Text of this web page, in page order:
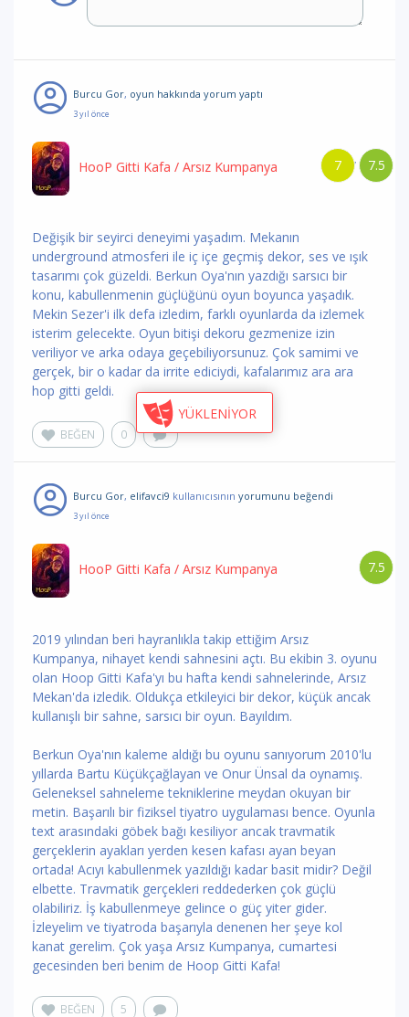
YÜKLENİYOR
Burcu Gor, oyun hakkında yorum yaptı
3 yıl önce
7.5
/
7
HooP Gitti Kafa / Arsız Kumpanya
Değişik bir seyirci deneyimi yaşadım. Mekanın
underground atmosferi ile iç içe geçmiş dekor, ses ve ışık
tasarımı çok güzeldi. Berkun Oya'nın yazdığı sarsıcı bir
konu, kabullenmenin güçlüğünü oyun boyunca yaşadık.
Mekin Sezer'i ilk defa izledim, farklı oyunlarda da izlemek
isterim gelecekte. Oyun bitişi dekoru gezmenize izin
veriliyor ve arka odaya geçebiliyorsunuz. Çok samimi ve
gerçek, bir o kadar da irrite ediciydi, kafalarımız ara ara
hop gitti geldi.
BEĞEN 0
Burcu Gor, elifavci9 kullanıcısının yorumunu beğendi
3 yıl önce
7.5
HooP Gitti Kafa / Arsız Kumpanya
2019 yılından beri hayranlıkla takip ettiğim Arsız
Kumpanya, nihayet kendi sahnesini açtı. Bu ekibin 3. oyunu
olan Hoop Gitti Kafa'yı bu hafta kendi sahnelerinde, Arsız
Mekan'da izledik. Oldukça etkileyici bir dekor, küçük ancak
kullanışlı bir sahne, sarsıcı bir oyun. Bayıldım.
Berkun Oya'nın kaleme aldığı bu oyunu sanıyorum 2010'lu
yıllarda Bartu Küçükçağlayan ve Onur Ünsal da oynamış.
Geleneksel sahneleme tekniklerine meydan okuyan bir
metin. Başarılı bir fiziksel tiyatro uygulaması bence. Oyunla
text arasındaki göbek bağı kesiliyor ancak travmatik
gerçeklerin ayakları yerden kesen kafası ayan beyan
ortada! Acıyı kabullenmek yazıldığı kadar basit midir? Değil
elbette. Travmatik gerçekleri reddederken çok güçlü
olabiliriz. İş kabullenmeye gelince o güç yiter gider.
İzleyelim ve tiyatroda başarıyla denenen her şeye kol
kanat gerelim. Çok yaşa Arsız Kumpanya, cumartesi
gecesinden beri benim de Hoop Gitti Kafa!
BEĞEN 5